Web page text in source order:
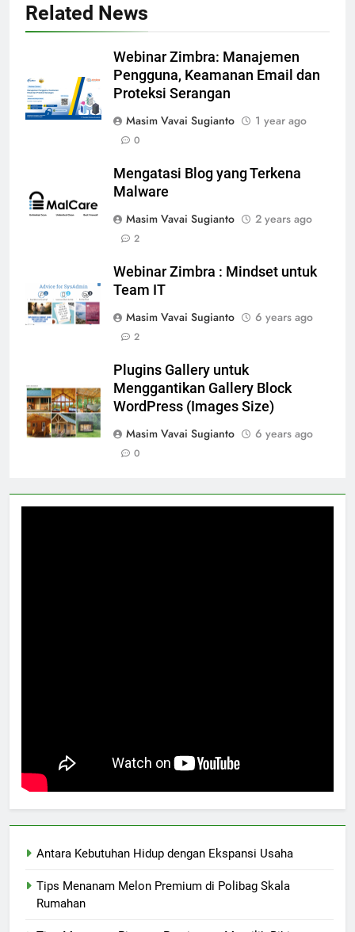
Related News
Webinar Zimbra: Manajemen
Pengguna, Keamanan Email dan
Proteksi Serangan
Masim Vavai Sugianto
1 year ago
0
Mengatasi Blog yang Terkena
Malware
Masim Vavai Sugianto
2 years ago
2
Webinar Zimbra : Mindset untuk
Team IT
Masim Vavai Sugianto
6 years ago
2
Plugins Gallery untuk
Menggantikan Gallery Block
WordPress (Images Size)
Masim Vavai Sugianto
6 years ago
0
Antara Kebutuhan Hidup dengan Ekspansi Usaha
Tips Menanam Melon Premium di Polibag Skala
Rumahan